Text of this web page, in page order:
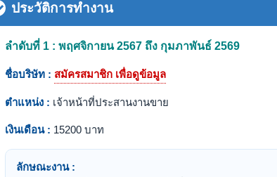
ประวัติการทำงาน
ลำดับที่ 1 : พฤศจิกายน 2567 ถึง กุมภาพันธ์ 2569
ชื่อบริษัท : สมัครสมาชิก เพื่อดูข้อมูล
ตำแหน่ง : เจ้าหน้าที่ประสานงานขาย
เงินเดือน : 15200 บาท
ลักษณะงาน :